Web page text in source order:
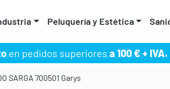
Peluquería y Estética
en pedidos superiores a 100 € + IVA.
SARGA 700501 Garys